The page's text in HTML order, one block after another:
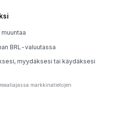
BRL-valuutassa
myydäksesi tai käydäksesi
markkinatietojen